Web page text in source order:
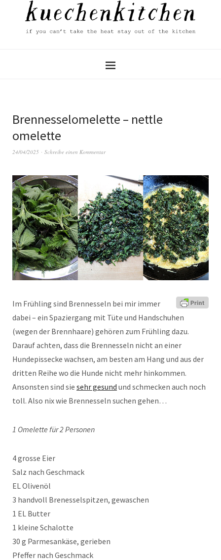
Brennesselomelette – nettle
omelette
24/04/2025 Schreibe einen Kommentar
Im Frühling sind Brennesseln bei mir immer
dabei – ein Spaziergang mit Tüte und Handschuhen
(wegen der Brennhaare) gehören zum Frühling dazu.
Darauf achten, dass die Brennesseln nicht an einer
Hundepissecke wachsen, am besten am Hang und aus der
dritten Reihe wo die Hunde nicht mehr hinkommen.
Ansonsten sind sie sehr gesund und schmecken auch noch
toll. Also nix wie Brennesseln suchen gehen…
1 Omelette für 2 Personen
4 grosse Eier
Salz nach Geschmack
EL Olivenöl
3 handvoll Brenesselspitzen, gewaschen
1 EL Butter
1 kleine Schalotte
30 g Parmesankäse, gerieben
Pfeffer nach Geschmack